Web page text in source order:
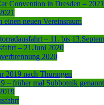
Convention in Dresden – 2021
einen neuen Vereinsraum
– 11. bis
– 21.Juni 2020
2020
2019 nach Thüringen
– früher mal Subbotnik genannt